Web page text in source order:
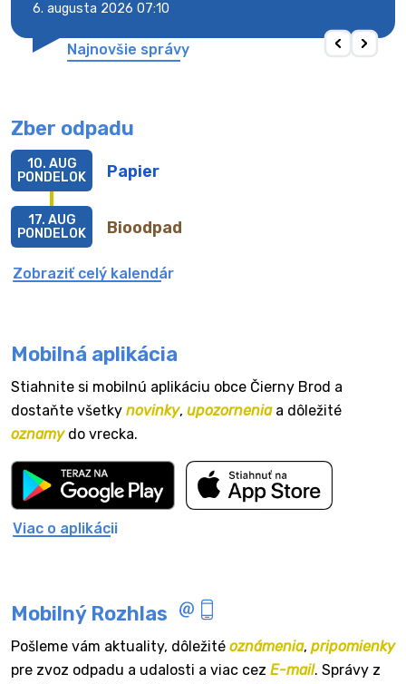
6. augusta 2026 07:10
Najnovšie správy
Zber odpadu
Papier
10. AUG
PONDELOK
Bioodpad
17. AUG
PONDELOK
Zobraziť celý kalendár
Mobilná aplikácia
Stiahnite si mobilnú aplikáciu obce Čierny Brod a
dostaňte všetky novinky, upozorneniaa dôležité
oznamydo vrecka.
Viac o aplikácii
Mobilný Rozhlas
Pošleme vám aktuality, dôležité oznámenia, pripomienky
pre zvoz odpadu a udalosti a viac cez E-mail. Správy z